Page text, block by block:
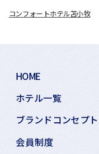
コンフォートホテル苫小牧
HOME
ホテル一覧
ブランドコンセプト
会員制度